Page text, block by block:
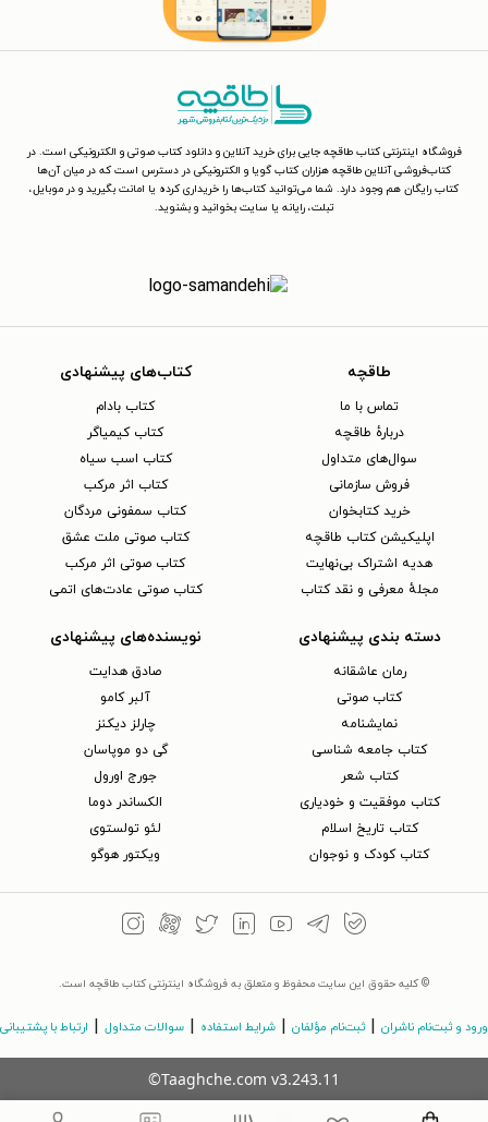
فروشگاه اینترنتی کتاب طاقچه جایی برای خرید آنلاین و دانلود کتاب صوتی و الکترونیکی است. در
کتاب‌فروشی آنلاین طاقچه هزاران کتاب گویا و الکترونیکی در دسترس است که در میان آن‌ها
کتاب رایگان هم وجود دارد. شما می‌توانید کتاب‌ها را خریداری کرده یا امانت بگیرید و در موبایل،
تبلت، رایانه یا سایت بخوانید و بشنوید.
طاقچه
تماس با ما
دربارهٔ طاقچه
سوال‌های متداول
فروش سازمانی
خرید کتابخوان
اپلیکیشن کتاب طاقچه
هدیه اشتراک بی‌نهایت
مجلهٔ معرفی و نقد کتاب
کتاب‌های پیشنهادی
کتاب بادام
کتاب کیمیاگر
کتاب اسب سیاه
کتاب اثر مرکب
کتاب سمفونی مردگان
کتاب صوتی ملت عشق
کتاب صوتی اثر مرکب
کتاب صوتی عادت‌های اتمی
دسته بندی پیشنهادی
رمان عاشقانه
کتاب‌ صوتی
نمایشنامه
کتاب جامعه شناسی
کتاب شعر
کتاب موفقیت و خودیاری
کتاب تاریخ اسلام
کتاب کودک و نوجوان
نویسنده‌های پیشنهادی
صادق هدایت
آلبر کامو
چارلز دیکنز
گی دو موپاسان
جورج اورول
الکساندر دوما
لئو تولستوی
ویکتور هوگو
© کلیه حقوق این سایت محفوظ و متعلق به فروشگاه اینترنتی کتاب طاقچه است.
ورود و ثبت‌نام ناشران ثبت‌نام مؤلفان شرایط استفاده سوالات متداول ارتباط با پشتیبانی
©Taaghche.com v3.243.11